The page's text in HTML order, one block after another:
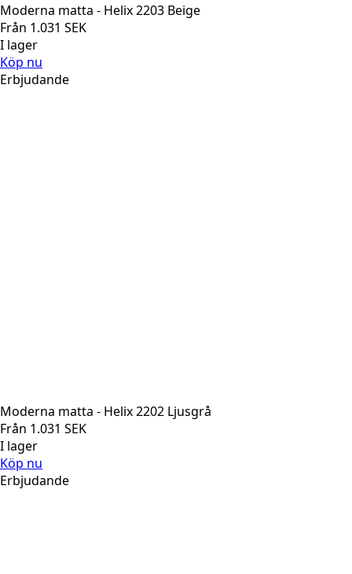
Moderna matta - Helix 2203 Beige
Från 1.031 SEK
I lager
Köp nu
Erbjudande
Moderna matta - Helix 2202 Ljusgrå
Från 1.031 SEK
I lager
Köp nu
Erbjudande